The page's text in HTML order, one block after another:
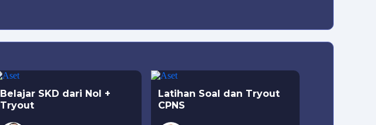
Belajar SKD dari Nol +
Tryout
Latihan Soal dan Tryout
CPNS